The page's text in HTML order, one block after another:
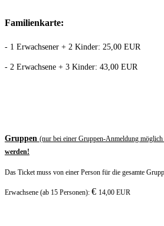
Familienkarte:
- 1 Erwachsener + 2 Kinder: 25,00 EUR
- 2 Erwachsene + 3 Kinder: 43,00 EUR
Gruppen (nur bei einer Gruppen-Anmeldung
werden!
Das Ticket muss von einer Person für die gesamte
Erwachsene (ab 15 Personen): € 14,00 EUR